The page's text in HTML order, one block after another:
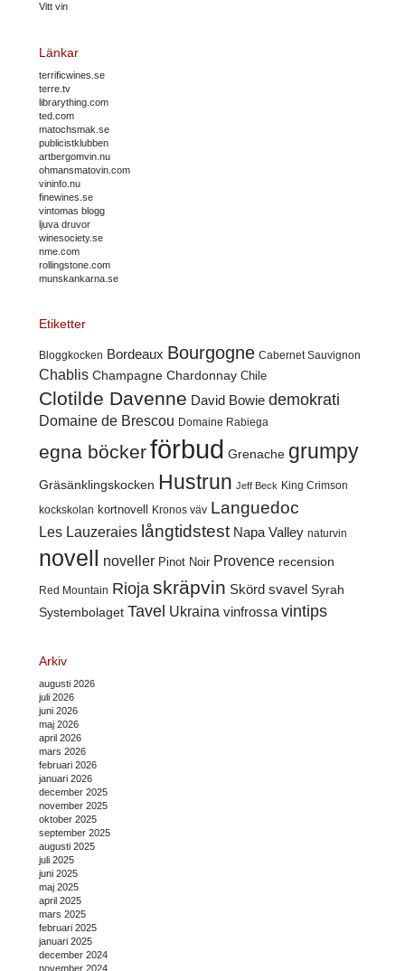
Vitt vin
Länkar
terrificwines.se
terre.tv
librarything.com
ted.com
matochsmak.se
publicistklubben
artbergomvin.nu
ohmansmatovin.com
vininfo.nu
finewines.se
vintomas blogg
ljuva druvor
winesociety.se
nme.com
rollingstone.com
munskankarna.se
Etiketter
Bloggkocken Bordeaux Bourgogne Cabernet Sauvignon
Chablis Champagne Chardonnay Chile
Clotilde Davenne David Bowie demokrati
Domaine de Brescou Domaine Rabiega
egna böckerförbud Grenache grumpy
Gräsänklingskocken Hustrun Jeff Beck King Crimson
kockskolan kortnovell Kronos väv Languedoc
Les Lauzeraies långtidstest Napa Valley naturvin
novell noveller Pinot Noir Provence recension
Red Mountain Rioja skräpvin Skörd svavel Syrah
Systembolaget Tavel Ukraina vinfrossa vintips
Arkiv
augusti 2026
juli 2026
juni 2026
maj 2026
april 2026
mars 2026
februari 2026
januari 2026
december 2025
november 2025
oktober 2025
september 2025
augusti 2025
juli 2025
juni 2025
maj 2025
april 2025
mars 2025
februari 2025
januari 2025
december 2024
november 2024